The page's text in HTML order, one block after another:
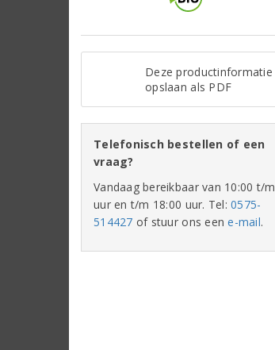
Deze productinformatie
opslaan als PDF
Telefonisch bestellen of een
vraag?
Vandaag bereikbaar van 10:00 t/m
uur en t/m 18:00 uur. Tel:0575-
514427 of stuur ons eene-mail.